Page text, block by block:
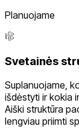
Planuojame
Svetainės
Suplanuojame,
išdėstyti ir kokia
Aiški struktūra
lengviau priimti